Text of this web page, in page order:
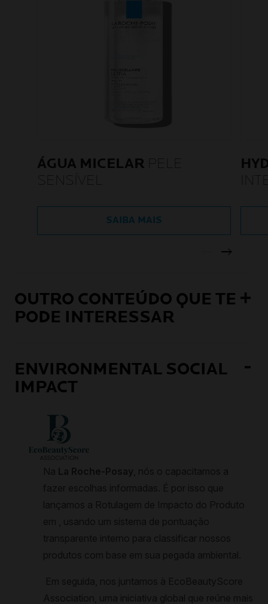
ÁGUA MICELAR
SAIBA MAIS
OUTRO CONTEÚDO QUE TE
PODE INTERESSAR
ENVIRONMENTAL SOCIAL
IMPACT